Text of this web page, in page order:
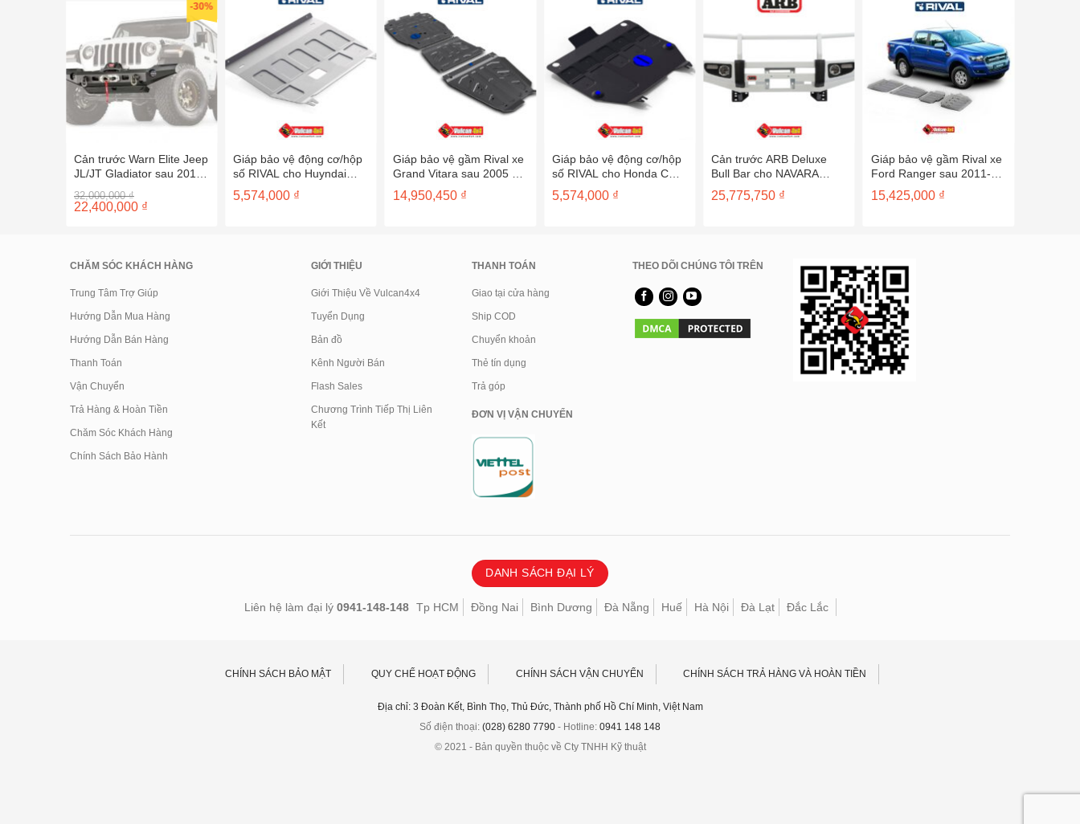
-30%
Cản trước Warn Elite Jeep
JL/JT Gladiator sau 2018
32,000,000₫
gốc
22,400,000 ₫Giá
Giáp bảo vệ động cơ/hộp
số RIVAL cho Huyndai
Veloster sau 2012 –
2333.2328.1
5,574,000 ₫
Giáp bảo vệ gầm Rival xe
Grand Vitara sau 2005 –
23333.5519/20/21/22.1/6
14,950,450 ₫
Giáp bảo vệ động cơ/hộp
số RIVAL cho Honda CR-
V sau 2012 – 2333.2125.1
5,574,000 ₫
Cản trước ARB Deluxe
Bull Bar cho NAVARA
(D40) – 3438240
25,775,750 ₫
Giáp bảo vệ gầm Rival xe
Ford Ranger sau 2011-
2333.1841/42/43/44.1.6
15,425,000 ₫
CHĂM SÓC KHÁCH HÀNG
Trung Tâm Trợ Giúp
Hướng Dẫn Mua Hàng
Hướng Dẫn Bán Hàng
Thanh Toán
Vận Chuyển
Trả Hàng & Hoàn Tiền
Chăm Sóc Khách Hàng
Chính Sách Bảo Hành
GIỚI THIỆU
Giới Thiệu Về Vulcan4x4
Tuyển Dụng
Bản đồ
Kênh Người Bán
Flash Sales
Chương Trình Tiếp Thị Liên
Kết
THANH TOÁN
Giao tại cửa hàng
Ship COD
Chuyển khoản
Thẻ tín dụng
Trả góp
ĐƠN VỊ VẬN CHUYỂN
THEO DÕI CHÚNG TÔI TRÊN
DANH SÁCH ĐẠI LÝ
Liên hệ làm đại lý 0941-148-148 Tp HCM Đồng Nai Bình Dương Đà Nẵng Huế Hà Nội Đà Lạt Đắc Lắc
CHÍNH SÁCH BẢO MẬT QUY CHẾ HOẠT ĐỘNG CHÍNH SÁCH VẬN CHUYỂN CHÍNH SÁCH TRẢ HÀNG VÀ HOÀN TIỀN
Địa chỉ: 3 Đoàn Kết, Bình Thọ, Thủ Đức, Thành phố Hồ Chí Minh, Việt Nam
Số điện thoại: (028) 6280 7790 - Hotline: 0941 148 148
© 2021 - Bản quyền thuộc về Cty TNHH Kỹ thuật